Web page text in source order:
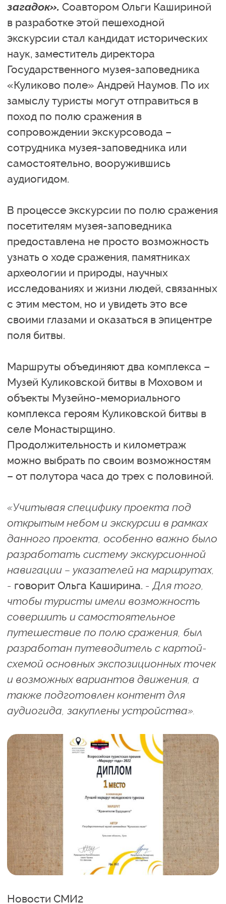
загадок». Соавтором Ольги Кашириной
в разработке этой пешеходной
экскурсии стал кандидат исторических
наук, заместитель директора
Государственного музея-заповедника
«Куликово поле» Андрей Наумов. По их
замыслу туристы могут отправиться в
поход по полю сражения в
сопровождении экскурсовода –
сотрудника музея-заповедника или
самостоятельно, вооружившись
аудиогидом.
В процессе экскурсии по полю сражения
посетителям музея-заповедника
предоставлена не просто возможность
узнать о ходе сражения, памятниках
археологии и природы, научных
исследованиях и жизни людей, связанных
с этим местом, но и увидеть это все
своими глазами и оказаться в эпицентре
поля битвы.
Маршруты объединяют два комплекса –
Музей Куликовской битвы в Моховом и
объекты Музейно-мемориального
комплекса героям Куликовской битвы в
селе Монастырщино.
Продолжительность и километраж
можно выбрать по своим возможностям
– от полутора часа до трех с половиной.
«Учитывая специфику проекта под
открытым небом и экскурсии в рамках
данного проекта, особенно важно было
разработать систему экскурсионной
навигации – указателей на маршрутах,
- говорит Ольга Каширина. - Для того,
чтобы туристы имели возможность
совершить и самостоятельное
путешествие по полю сражения, был
разработан путеводитель с картой-
схемой основных экспозиционных точек
и возможных вариантов движения, а
также подготовлен контент для
аудиогида, закуплены устройства».
Новости СМИ2